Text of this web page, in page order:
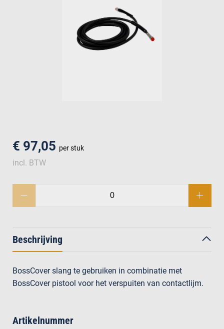
€ 97,05 per stuk
incl. BTW
Beschrijving
BossCover slang te gebruiken in combinatie met
BossCover pistool voor het verspuiten van contactlijm.
Artikelnummer